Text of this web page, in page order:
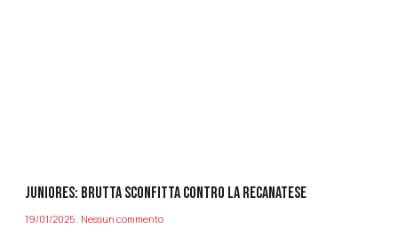
JUNIORES: BRUTTA SCONFITTA CONTRO LA RECANATESE
19/01/2025 Nessun commento